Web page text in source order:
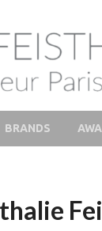
– Niche and
BRANDS